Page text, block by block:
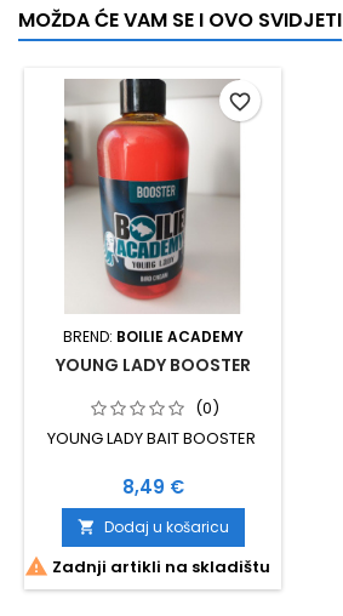
MOŽDA ĆE VAM SE I OVO SVIDJETI
BREND: BOILIE ACADEMY
YOUNG LADY BOOSTER
(0)
YOUNG LADY BAIT BOOSTER
Cijena
8,49 €
 Dodaj u košaricu
 Zadnji artikli na skladištu
favorite_border